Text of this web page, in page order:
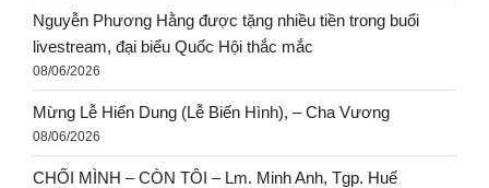
Nguyễn Phương Hằng được tặng nhiều tiền trong buổi
livestream, đại biểu Quốc Hội thắc mắc
08/06/2026
Mừng Lễ Hiển Dung (Lễ Biến Hình), – Cha Vương
08/06/2026
CHỐI MÌNH – CÒN TÔI – Lm. Minh Anh, Tgp. Huế